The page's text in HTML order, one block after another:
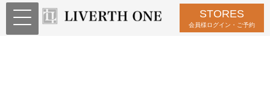
STORES
会員様ログイン・ご予約